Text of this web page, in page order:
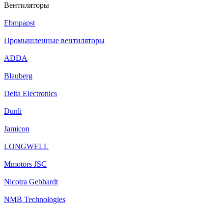
Вентиляторы
Ebmpapst
Промышленные вентиляторы
ADDA
Blauberg
Delta Electronics
Dunli
Jamicon
LONGWELL
Mmotors JSC
Nicotra Gebhardt
NMB Technologies